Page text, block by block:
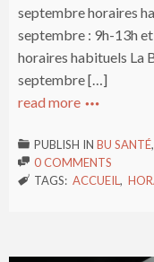
septembre horaires
septembre : 9h-13h
horaires habituels La
septembre […]
read more 
 PUBLISH IN BU SANTÉ,
 0 COMMENTS
 TAGS: ACCUEIL ,